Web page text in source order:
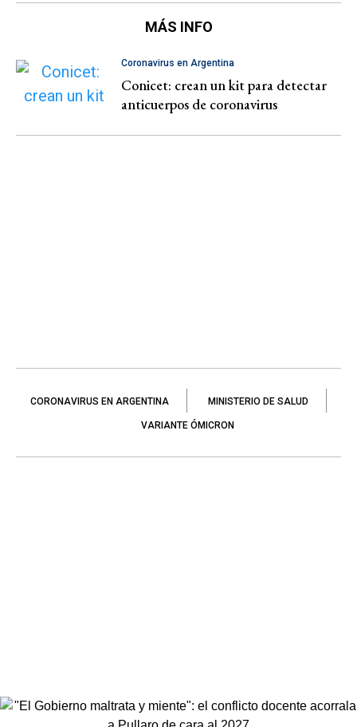
MÁS INFO
Coronavirus en Argentina
Conicet: crean un kit para detectar
anticuerpos de coronavirus
CORONAVIRUS EN ARGENTINA MINISTERIO DE SALUD
VARIANTE ÓMICRON